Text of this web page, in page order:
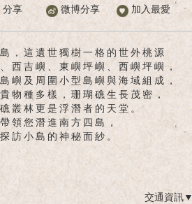
分享 微博分享 加入最愛
，這遺世獨樹一格的世外桃源
西吉嶼、東嶼坪嶼、西嶼坪嶼，
嶼及周圍小型島嶼與海域組成，
物種多樣，珊瑚礁生長茂密，
叢林更是浮潛者的天堂。
領您潛進南方四島，
訪小島的神秘面紗。
交通資訊▼